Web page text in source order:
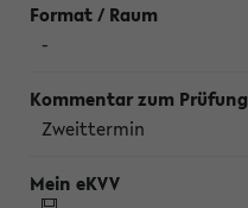
-
Zweittermin